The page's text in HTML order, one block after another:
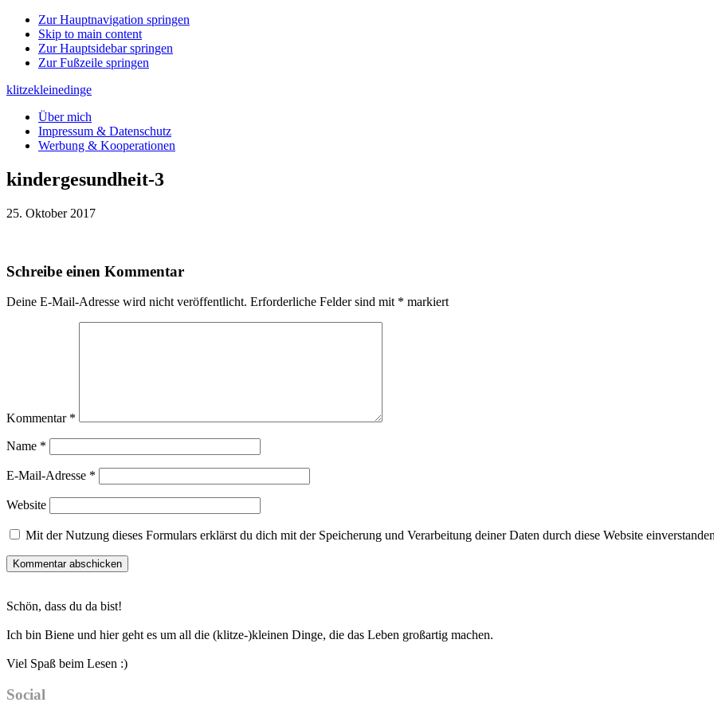
Zur Hauptnavigation springen
Skip to main content
Zur Hauptsidebar springen
Zur Fußzeile springen
klitzekleinedinge
Über mich
Impressum & Datenschutz
Werbung & Kooperationen
kindergesundheit-3
25. Oktober 2017
Leser-
Schreibe einen Kommentar
Deine E-Mail-Adresse wird nicht veröffentlicht. Erforderliche Felder sind mit * markiert
Kommentar *
Name *
E-Mail-Adresse *
Website
Mit der Nutzung dieses Formulars erklärst du dich mit der Speicherung und Verarbeitung deiner Daten durch diese Website
Sidebar
Schön, dass du da bist!
Ich bin Biene und hier geht es um all die (klitze-)kleinen Dinge, die das Leben großartig machen.
Viel Spaß beim Lesen :)
Social